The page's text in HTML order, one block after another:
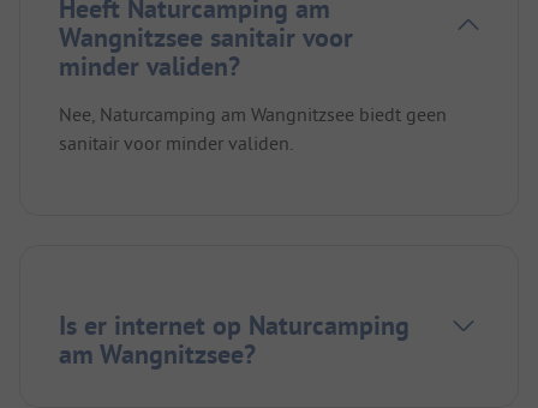
Heeft Naturcamping am
Wangnitzsee sanitair voor
minder validen?
Nee, Naturcamping am Wangnitzsee biedt geen
sanitair voor minder validen.
Is er internet op Naturcamping
am Wangnitzsee?